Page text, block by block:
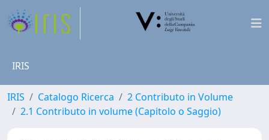
IRIS
IRIS Catalogo Ricerca
2 Contributo in Volume
2.1 Contributo in volume (Capitolo o Saggio)